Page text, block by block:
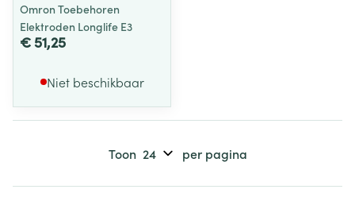
Omron Toebehoren
Elektroden Longlife E3
€ 51,25
Niet beschikbaar
Toon per pagina